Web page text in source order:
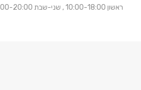
ראשון 10:00-18:00 , שני-שבת 9:00-20:00